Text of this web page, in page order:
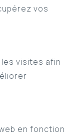
vos
visites afin
en fonction